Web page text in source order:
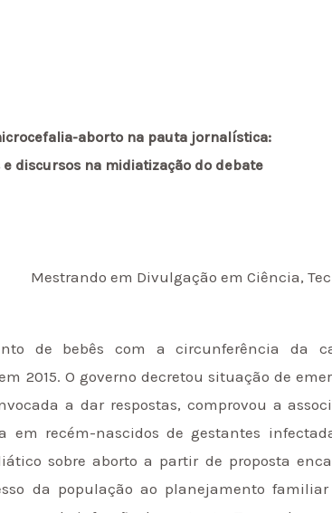
aborto na pauta jornalística:
e discursos na midiatização do debate
Mestrando em Divulgação em Ciência,
de bebês com a circunferência da
2015. O governo decretou situação de
a dar respostas, comprovou a
em recém-nascidos de gestantes
sobre aborto a partir de proposta
da população ao planejamento